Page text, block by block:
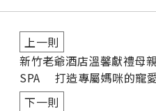
上一則
新竹老爺酒店溫馨獻禮母
SPA 打造專屬媽咪的寵
下一則